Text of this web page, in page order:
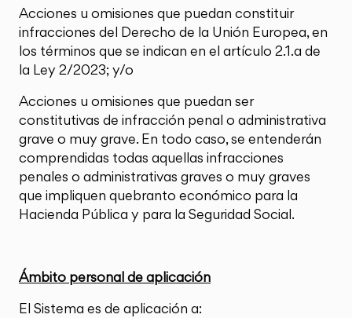
Acciones u omisiones que puedan constituir
infracciones del Derecho de la Unión Europea, en
los términos que se indican en el artículo 2.1.a de
la Ley 2/2023; y/o
Acciones u omisiones que puedan ser
constitutivas de infracción penal o administrativa
grave o muy grave. En todo caso, se entenderán
comprendidas todas aquellas infracciones
penales o administrativas graves o muy graves
que impliquen quebranto económico para la
Hacienda Pública y para la Seguridad Social.
Ámbito personal de aplicación
El Sistema es de aplicación a: